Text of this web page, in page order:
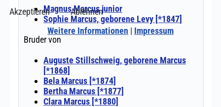
Akzeptieren
Ablehnen
Weitere Informationen | Impressum